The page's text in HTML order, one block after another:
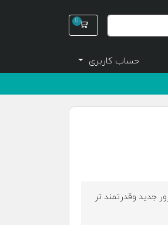
0
سبد خرید
حساب کاربری
جدید وقدرتمند تر